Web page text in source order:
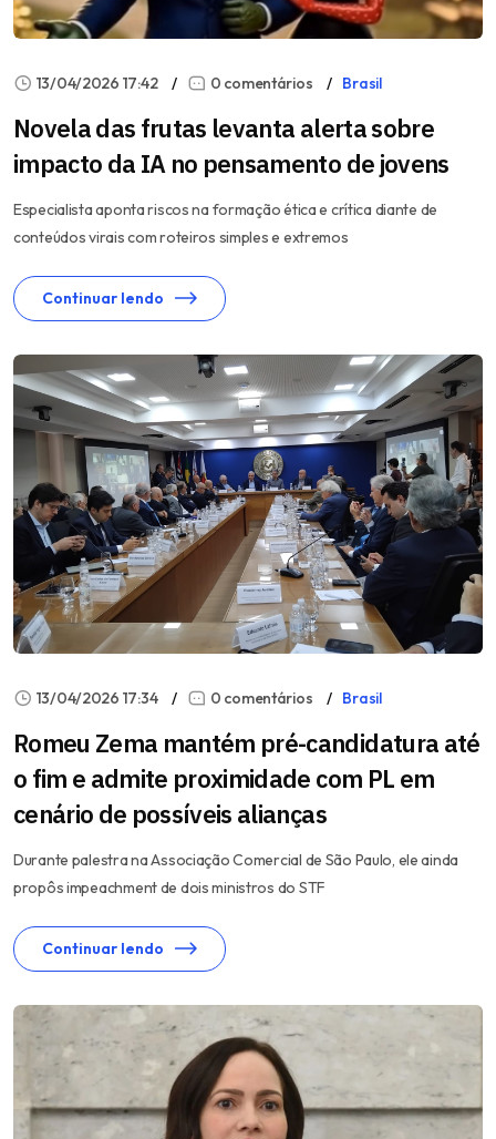
13/04/2026 17:42 0 comentários Brasil
Novela das frutas levanta alerta sobre
impacto da IA no pensamento de jovens
Especialista aponta riscos na formação ética e crítica diante de
conteúdos virais com roteiros simples e extremos
Continuar lendo
13/04/2026 17:34 0 comentários Brasil
Romeu Zema mantém pré-candidatura até
o fim e admite proximidade com PL em
cenário de possíveis alianças
Durante palestra na Associação Comercial de São Paulo, ele ainda
propôs impeachment de dois ministros do STF
Continuar lendo